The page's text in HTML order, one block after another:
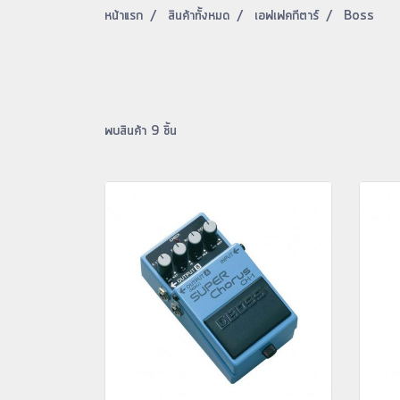
หน้าแรก สินค้าทั้งหมด เอฟเฟคกีตาร์ Boss
พบสินค้า 9 ชิ้น